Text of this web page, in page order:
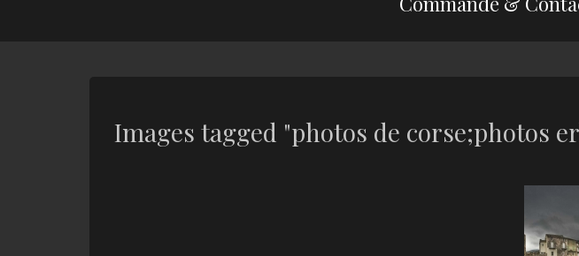
Images tagged "photos de corse;photos